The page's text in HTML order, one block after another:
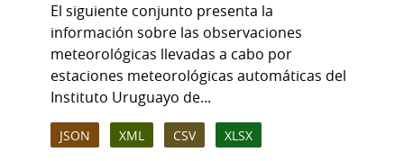
El siguiente conjunto presenta la
información sobre las observaciones
meteorológicas llevadas a cabo por
estaciones meteorológicas automáticas del
Instituto Uruguayo de...
JSON XML CSV XLSX